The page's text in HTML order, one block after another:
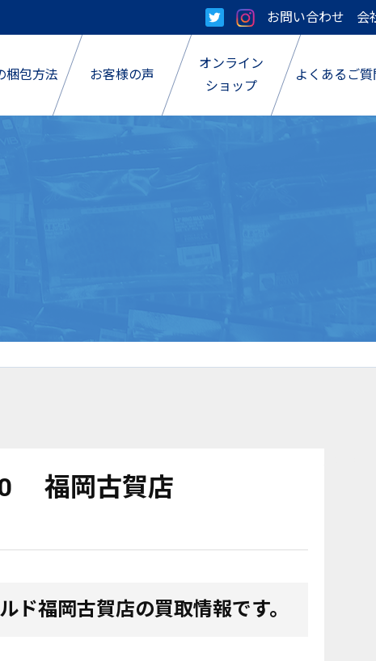
お問い合わせ 会
梱包方法 お客様の声
オンライン
ショップ
よくあるご質
福岡古賀店
福岡古賀店の買取情報です。